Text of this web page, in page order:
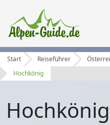
Start Reiseführer
Hochkönig
Hochkönig